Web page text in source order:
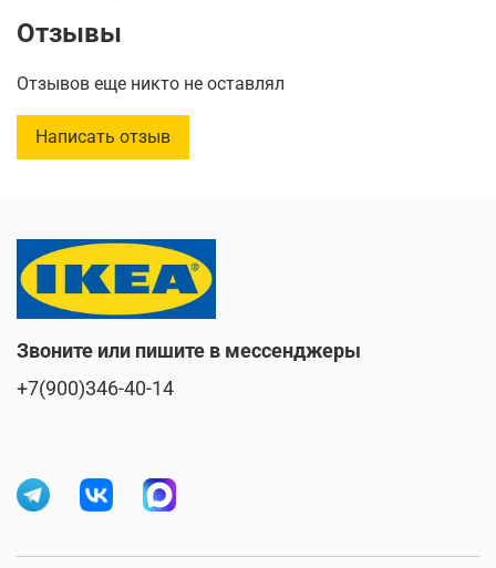
перепадам температуры.
Отзывы
Отзывов еще никто не оставлял
Написать отзыв
Звоните или пишите в мессенджеры
+7(900)346-40-14